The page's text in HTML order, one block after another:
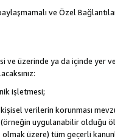
ve Özel
ve üzerinde ya da içinde yer
işletmesi;
verilerin korunması
uygulanabilir olduğu
olmak üzere) tüm geçerli